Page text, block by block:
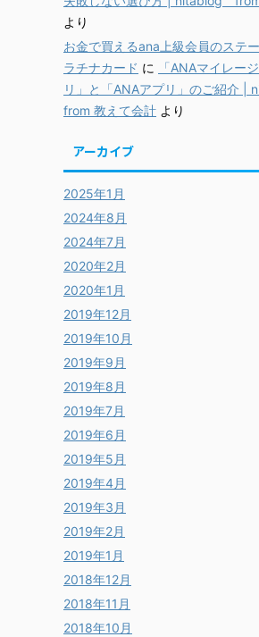
より
お金で買えるana上級会員のステ
ラチナカード に
「ANAマイレー
リ」と「ANAアプリ」のご紹介 |
from 教えて会計 より
アーカイブ
2025年1月
2024年8月
2024年7月
2020年2月
2020年1月
2019年12月
2019年10月
2019年9月
2019年8月
2019年7月
2019年6月
2019年5月
2019年4月
2019年3月
2019年2月
2019年1月
2018年12月
2018年11月
2018年10月